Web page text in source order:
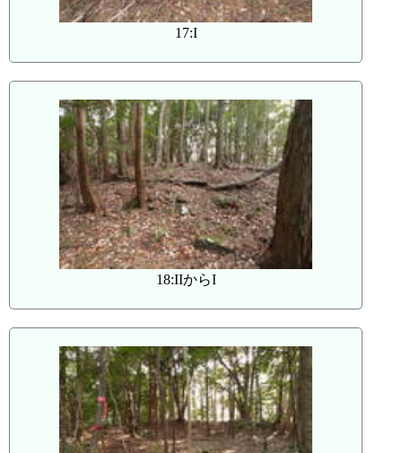
17:I
18:IIからI